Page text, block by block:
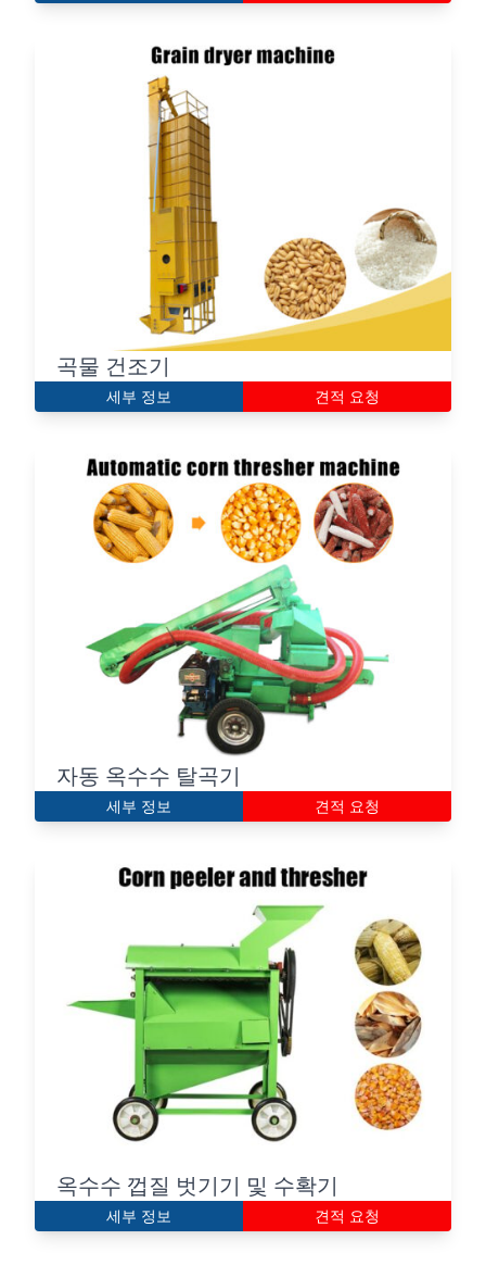
곡물 건조기
세부 정보 견적 요청
자동 옥수수 탈곡기
세부 정보 견적 요청
옥수수 껍질 벗기기 및 수확기
세부 정보 견적 요청